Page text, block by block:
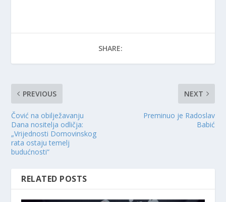
SHARE:
PREVIOUS
Čović na obilježavanju
Dana nositelja odličja:
„Vrijednosti Domovinskog
rata ostaju temelj
budućnosti“
NEXT
Preminuo je Radoslav
Babić
RELATED POSTS